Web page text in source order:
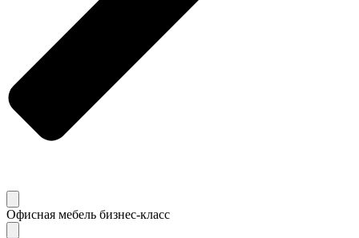
Офисная мебель бизнес-класс